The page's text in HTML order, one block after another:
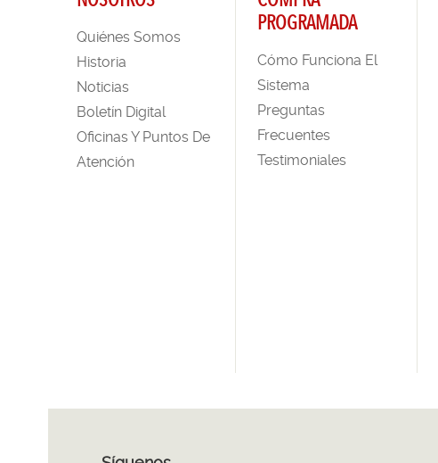
Quiénes Somos
Historia
Noticias
Boletín Digital
Oficinas Y Puntos De
Atención
PROGRAMADA
Cómo Funciona El
Sistema
Preguntas
Frecuentes
Testimoniales